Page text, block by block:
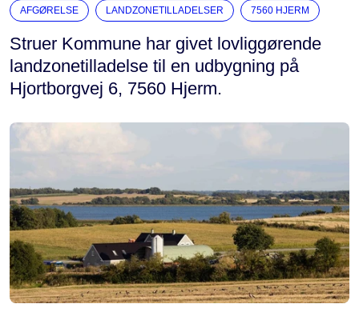
AFGØRELSE LANDZONETILLADELSER 7560 HJERM
Struer Kommune har givet lovliggørende
landzonetilladelse til en udbygning på
Hjortborgvej 6, 7560 Hjerm.